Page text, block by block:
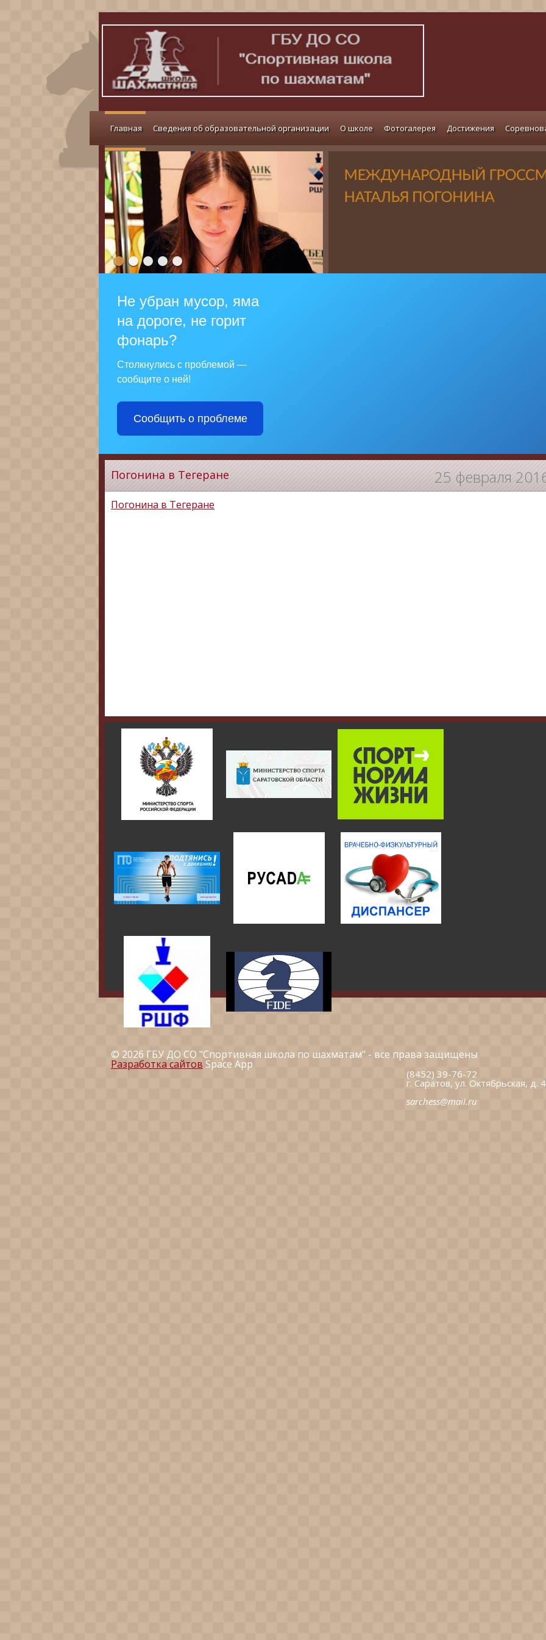
Главная Сведения об образовательной организации О школе Фотогалерея Достижения
Не убран мусор, яма
на дороге, не горит
фонарь?
Столкнулись с проблемой —
сообщите о ней!
Сообщить о проблеме
25 февраля
Погонина в Тегеране
Погонина в Тегеране
© 2026 ГБУ ДО СО "Спортивная школа по шахматам" - все права защищены
Разработка сайтов Space App
(8452) 39-76-72
г. Саратов, ул. Октябрьская, д.
sarchess@mail.ru